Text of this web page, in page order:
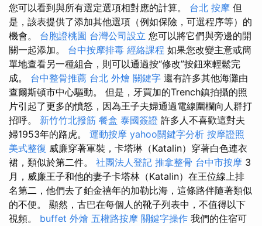
您可以看到與所有選定選項相對應的計算。 台北 按摩 但
是，該表提供了添加其他選項（例如保險，可選程序等）的
機會。 台胞證桃園 台灣公司設立 您可以將它們與旁邊的開
關一起添加。 台中按摩排毒 經絡課程 如果您改變主意或簡
單地查看另一種組合，則可以通過按“修改”按鈕來輕鬆完
成。 台中整骨推薦 台北 外燴 關鍵字 還有許多其他海灘由
查爾斯頓市中心驅動。 但是，牙買加的Trench鎮拍攝的照
片引起了更多的憤怒，因為王子夫婦通過電線圍欄向人群打
招呼。 新竹竹北撥筋 餐盒 泰國簽證 許多人不喜歡這對夫
婦1953年的路虎。 運動按摩 yahoo關鍵字分析 按摩證照
美式整復 威廉穿著軍裝，卡塔琳（Katalin）穿著白色連衣
裙，類似於第二件。 社團法人登記 推拿整骨 台中市按摩 3
月，威廉王子和他的妻子卡塔林（Katalin）在王位線上排
名第二，他們去了鉑金禧年的加勒比海，這條路伴隨著類似
的不便。 顯然，古巴在每個人的靴子列表中，不值得以下
視頻。 buffet 外燴 五權路按摩 關鍵字操作 我們的住宿可